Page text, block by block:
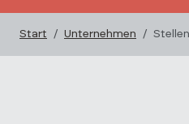
Start Unternehmen